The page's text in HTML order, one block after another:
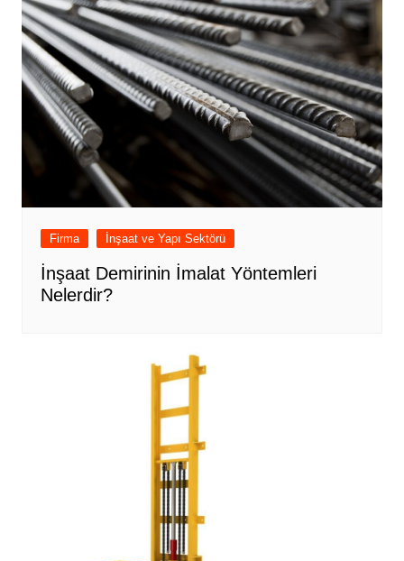
Firma İnşaat ve Yapı Sektörü
İnşaat Demirinin İmalat Yöntemleri
Nelerdir?